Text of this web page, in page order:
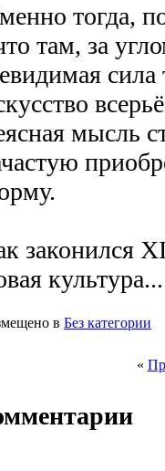
тогда,
там, за
сила
мысль
законился
культура...
в Без категории
«